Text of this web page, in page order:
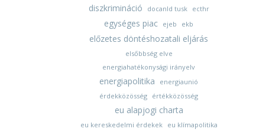
diszkrimináció
docanld tusk ecthr
egységes piac ejeb ekb
előzetes döntéshozatali eljárás
elsőbbség elve
energiahatékonysági irányelv
energiapolitika
energiaunió
érdekközösség értékközösség
eu alapjogi charta
eu kereskedelmi érdekek
eu klímapolitika